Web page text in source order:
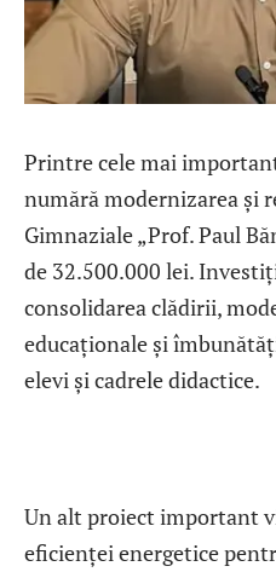
Printre cele mai
numără modernizarea și
Gimnaziale „Prof. Paul
de 32.500.000 lei.
consolidarea clădirii,
educaționale și
elevi și cadrele didactice.
Un alt proiect important
eficienței energetice